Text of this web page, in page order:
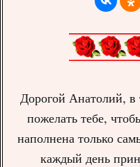
Дорогой Анатолий, в
пожелать тебе,
наполнена только
каждый день